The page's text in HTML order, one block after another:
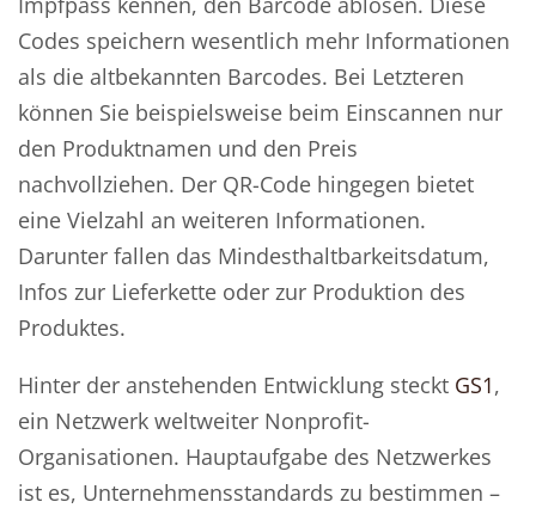
Codes speichern wesentlich mehr Informationen
als die altbekannten Barcodes. Bei Letzteren
können Sie beispielsweise beim Einscannen nur
den Produktnamen und den Preis
nachvollziehen. Der QR-Code hingegen bietet
eine Vielzahl an weiteren Informationen.
Darunter fallen das Mindesthaltbarkeitsdatum,
Infos zur Lieferkette oder zur Produktion des
Produktes.
Hinter der anstehenden Entwicklung steckt GS1,
ein Netzwerk weltweiter Nonprofit-
Organisationen. Hauptaufgabe des Netzwerkes
ist es, Unternehmensstandards zu bestimmen –